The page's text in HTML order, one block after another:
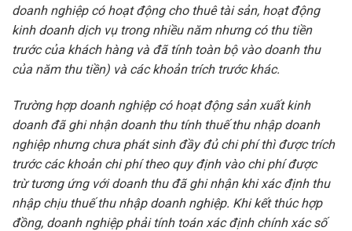
doanh nghiệp có hoạt động cho thuê tài sản, hoạt động
kinh doanh dịch vụ trong nhiều năm nhưng cóthu tiền
trước của khách hàng và đã tính toàn bộ vào doanh thu
của năm thu tiền) và các khoản trích trước khác.
Trường hợp doanh nghiệp có hoạt động sản xuất kinh
doanh đã ghi nhận doanh thu tính thuế thu nhập doanh
nghiệp nhưng chưa phátsinhđầy đủ chi phí thì được trích
trước các khoản chiphítheo quy định vào chi phí được
trừtươngứng với doanh thu đã ghi nhận khixác định thu
nhập chịu thuế thu nhập doanh nghiệp. Khi kết thúc hợp
đồng, doanh nghiệp phải tínhtoán xác định chính xác số